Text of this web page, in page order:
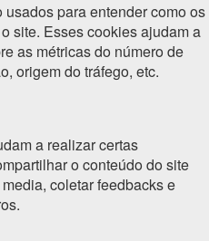
para entender como os
site. Esses cookies ajudam a
as métricas do número de
origem do tráfego, etc.
a realizar certas
o conteúdo do site
coletar feedbacks e